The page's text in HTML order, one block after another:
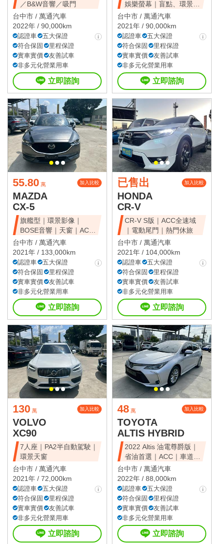
／B&W音響／吸門
台中市 / 萬通汽車
2022年 / 90,000km
認證車
五大保證
符合保固
里程保證
實車實價
友善試車
非多元化營業用車
立即諮詢
娛樂螢幕｜盲點、環景、
雙電滑門、雙天窗
台中市 / 萬通汽車
2021年 / 90,000km
認證車
五大保證
符合保固
里程保證
實車實價
友善試車
非多元化營業用車
立即諮詢
55.80 萬 加入比較
MAZDA
CX-5
旗艦型｜環景影像｜
BOSE音響｜天窗｜ACC
全速域｜質感休旅
台中市 / 萬通汽車
2021年 / 133,000km
認證車
五大保證
符合保固
里程保證
實車實價
友善試車
非多元化營業用車
立即諮詢
已售出 加入比較
HONDA
CR-V
CR-V S版｜ACC全速域
｜電動尾門｜熱門休旅
台中市 / 萬通汽車
2021年 / 104,000km
認證車
五大保證
符合保固
里程保證
實車實價
友善試車
非多元化營業用車
立即諮詢
130 萬 加入比較
VOLVO
XC90
7人座｜PA2半自動駕駛｜
環景天窗
台中市 / 萬通汽車
2021年 / 72,000km
認證車
五大保證
符合保固
里程保證
實車實價
友善試車
非多元化營業用車
立即諮詢
48 萬 加入比較
TOYOTA
ALTIS HYBRID
2022 Altis 油電尊爵版｜
省油首選｜ACC｜車道維
持
台中市 / 萬通汽車
2022年 / 88,000km
認證車
五大保證
符合保固
里程保證
實車實價
友善試車
非多元化營業用車
立即諮詢